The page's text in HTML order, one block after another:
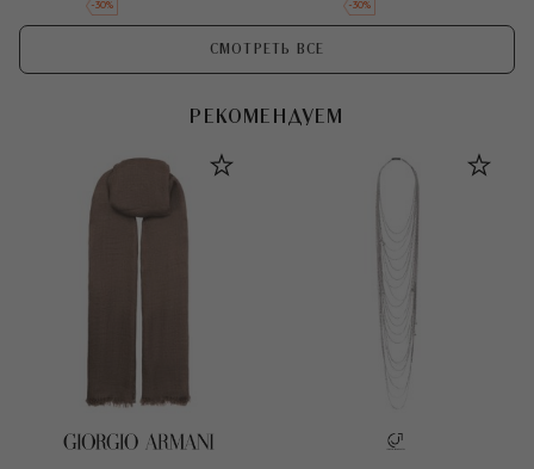
-30% -30%
СМОТРЕТЬ ВСЕ
РЕКОМЕНДУЕМ